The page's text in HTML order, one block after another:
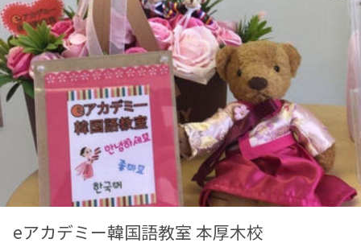
eアカデミー韓国語教室 本厚木校